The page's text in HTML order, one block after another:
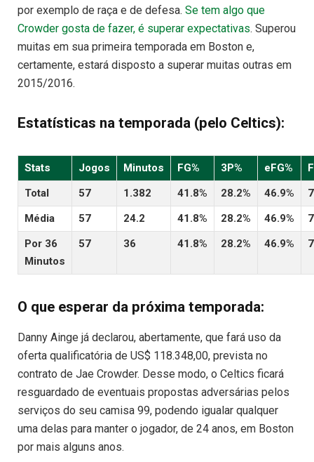
por exemplo de raça e de defesa. Se tem algo que
Crowder gosta de fazer, é superar expectativas. Superou
muitas em sua primeira temporada em Boston e,
certamente, estará disposto a superar muitas outras em
2015/2016.
Estatísticas na temporada (pelo Celtics):
Stats Jogos Minutos FG% 3P% eFG%
Total
57 1.382 41.8% 28.2% 46.9%
Média
57 24.2 41.8% 28.2% 46.9%
Por 36
Minutos
57 36 41.8% 28.2% 46.9%
O que esperar da próxima temporada:
Danny Ainge já declarou, abertamente, que fará uso da
oferta qualificatória de US$ 118.348,00, prevista no
contrato de Jae Crowder. Desse modo, o Celtics ficará
resguardado de eventuais propostas adversárias pelos
serviços do seu camisa 99, podendo igualar qualquer
uma delas para manter o jogador, de 24 anos, em Boston
por mais alguns anos.